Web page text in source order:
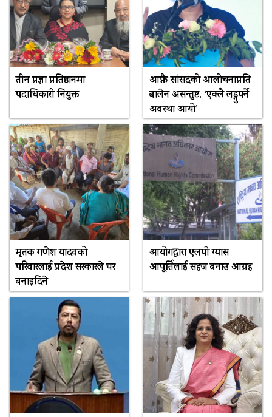
तीन प्रज्ञा प्रतिष्ठानमा
पदाधिकारी नियुक्त
आफ्नै सांसदको आलोचनाप्रति
बालेन असन्तुष्ट, ‘एक्लै लड्नुपर्ने
अवस्था आयो’
मृतक गणेश यादवको
परिवारलाई प्रदेश सरकारले घर
बनाइदिने
आयोगद्वारा एलपी ग्यास
आपूर्तिलाई सहज बनाउ आग्रह